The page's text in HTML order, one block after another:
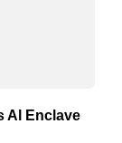
Al Enclave